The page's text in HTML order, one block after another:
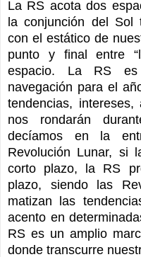
La RS acota dos
la conjunción del Sol
con el estático de
punto y final entre
espacio. La RS
navegación para el
tendencias,
nos rondarán
decíamos en la
Revolución Lunar, si
corto plazo, la RS
plazo, siendo las
matizan las
acento en
RS es un amplio
donde transcurre